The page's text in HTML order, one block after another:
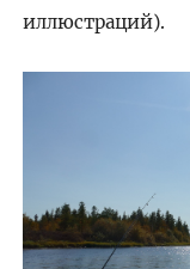
иллюстраций).